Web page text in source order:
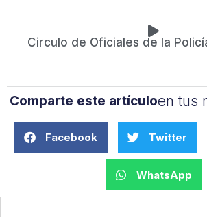
Circulo de Oficiales de la
Comparte este artículoen tus
Facebook Twitter
WhatsApp